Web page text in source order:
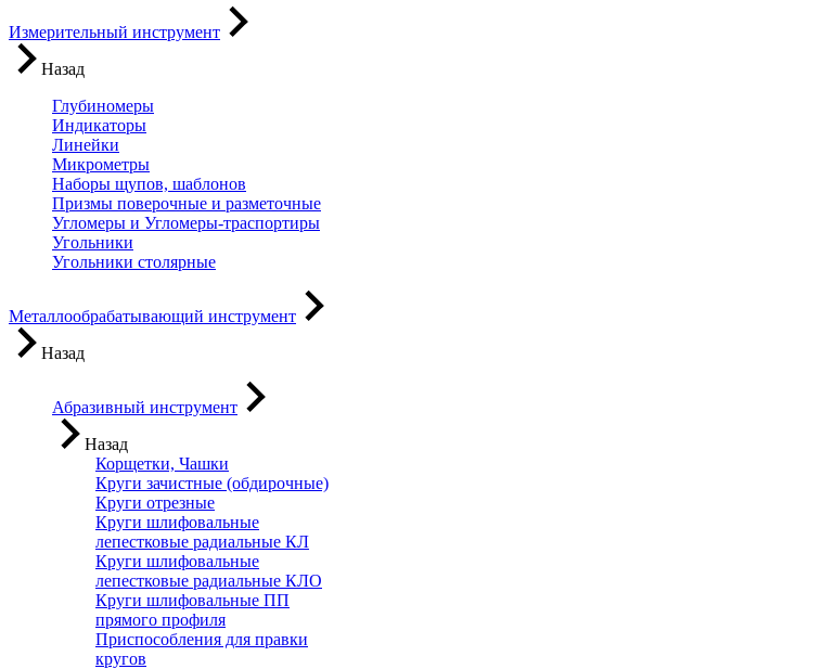
Измерительный инструмент
Назад
Глубиномеры
Индикаторы
Линейки
Микрометры
Наборы щупов, шаблонов
Призмы поверочные и разметочные
Угломеры и Угломеры-траспортиры
Угольники
Угольники столярные
Металлообрабатывающий инструмент
Назад
Абразивный инструмент
Назад
Корщетки, Чашки
Круги зачистные (обдирочные)
Круги отрезные
Круги шлифовальные
лепестковые радиальные КЛ
Круги шлифовальные
лепестковые радиальные КЛО
Круги шлифовальные ПП
прямого профиля
Приспособления для правки
кругов